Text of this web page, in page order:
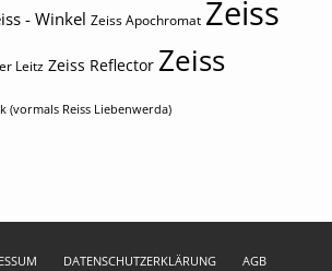
- Winkel Zeiss Apochromat Zeiss
Leitz Zeiss Reflector Zeiss
(vormals Reiss Liebenwerda)
DATENSCHUTZERKLÄRUNG AGB